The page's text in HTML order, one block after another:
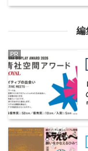
編
PR